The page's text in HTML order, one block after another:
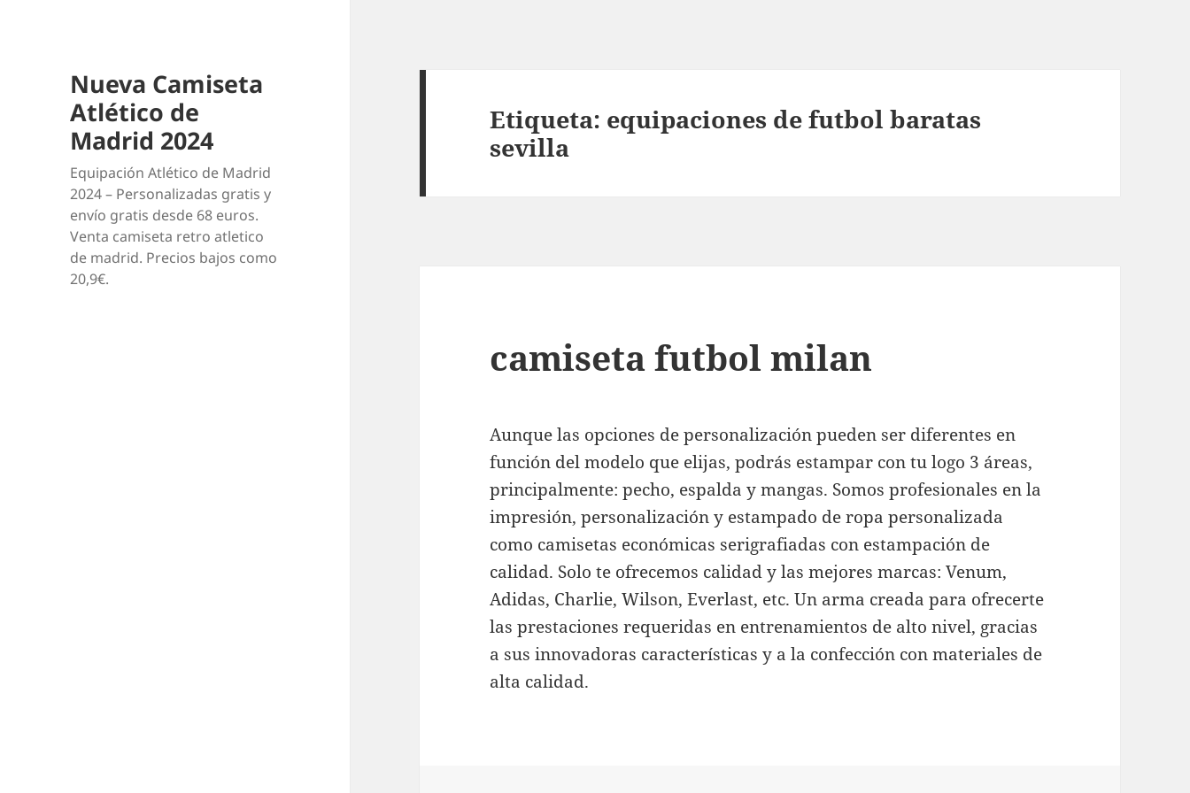
Nueva Camiseta
Atlético de
Madrid 2024
Equipación Atlético de Madrid
2024 – Personalizadas gratis y
envío gratis desde 68 euros.
Venta camiseta retro atletico
de madrid. Precios bajos como
20,9€.
Etiqueta: equipaciones de futbol baratas
sevilla
camiseta futbol milan
Aunque las opciones de personalización pueden ser diferentes en
función del modelo que elijas, podrás estampar con tu logo 3 áreas,
principalmente: pecho, espalda y mangas. Somos profesionales en la
impresión, personalización y estampado de ropa personalizada
como camisetas económicas serigrafiadas con estampación de
calidad. Solo te ofrecemos calidad y las mejores marcas: Venum,
Adidas, Charlie, Wilson, Everlast, etc. Un arma creada para ofrecerte
las prestaciones requeridas en entrenamientos de alto nivel, gracias
a sus innovadoras características y a la confección con materiales de
alta calidad.